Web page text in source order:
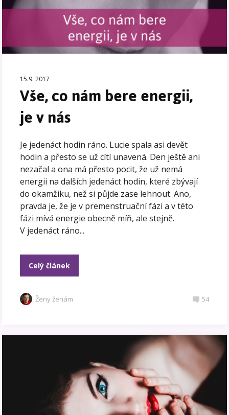
15.9. 2017
Vše, co nám bere energii,
je v nás
Je jedenáct hodin ráno. Lucie spala asi devět
hodin a přesto se už cítí unavená. Den ještě ani
nezačal a ona má přesto pocit, že už nemá
energii na dalších jedenáct hodin, které zbývají
do okamžiku, než si půjde zase lehnout. Ano,
pravda je, že je v premenstruační fázi a v této
fázi mívá energie obecně míň, ale stejně.
V jedenáct ráno...
Celý článek
Ženy ženám 54